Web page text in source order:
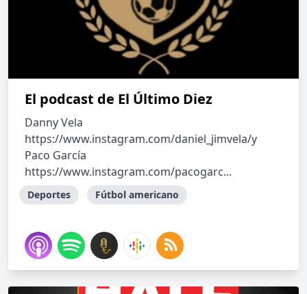
El podcast de El Último Diez
Danny Vela
https://www.instagram.com/daniel_jimvela/y
Paco García
https://www.instagram.com/pacogarc...
Deportes Fútbol americano